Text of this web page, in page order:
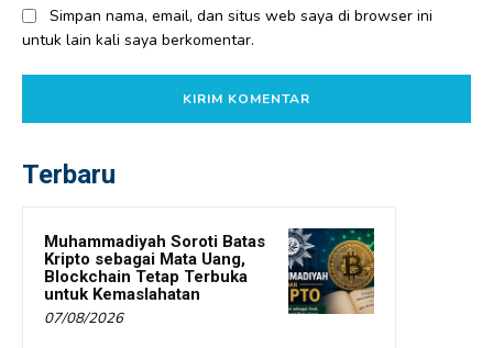
Simpan nama, email, dan situs web saya di browser ini
untuk lain kali saya berkomentar.
Terbaru
Muhammadiyah Soroti Batas
Kripto sebagai Mata Uang,
Blockchain Tetap Terbuka
untuk Kemaslahatan
07/08/2026